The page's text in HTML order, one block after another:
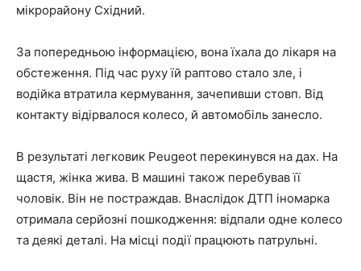
мікрорайону Східний.
За попередньою інформацією, вона їхала до лікаря на
обстеження. Під час руху їй раптово стало зле, і
водійка втратила кермування, зачепивши стовп. Від
контакту відірвалося колесо, й автомобіль занесло.
В результаті легковик Peugeot перекинувся на дах. На
щастя, жінка жива. В машині також перебував її
чоловік. Він не постраждав. Внаслідок ДТП іномарка
отримала серйозні пошкодження: відпали одне колесо
та деякі деталі. На місці події працюють патрульні.